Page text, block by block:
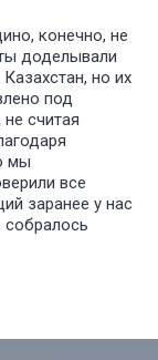
конечно, не
доделывали
но их
под
считая
мы
все
заранее у нас
собралось